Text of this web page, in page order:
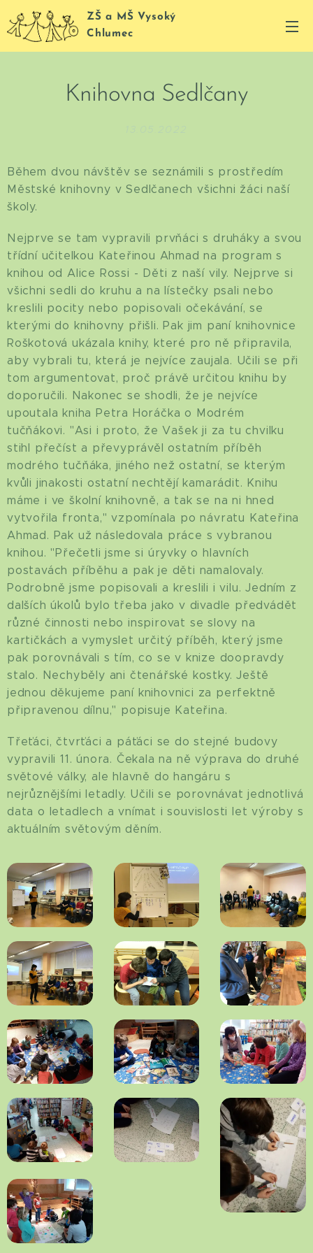
ZŠ a MŠ Vysoký
Chlumec
Knihovna Sedlčany
Během dvou návštěv se seznámili s prostředím
Městské knihovny v Sedlčanech všichni žáci naší
školy.
Nejprve se tam vypravili prvňáci s druháky a svou
třídní učitelkou Kateřinou Ahmad na program s
knihou od Alice Rossi - Děti z naší vily. Nejprve si
všichni sedli do kruhu a na lístečky psali nebo
kreslili pocity nebo popisovali očekávání, se
kterými do knihovny přišli. Pak jim paní knihovnice
Roškotová ukázala knihy, které pro ně připravila,
aby vybrali tu, která je nejvíce zaujala. Učili se při
tom argumentovat, proč právě určitou knihu by
doporučili. Nakonec se shodli, že je nejvíce
upoutala kniha Petra Horáčka o Modrém
tučňákovi. "Asi i proto, že Vašek ji za tu chvilku
stihl přečíst a převyprávěl ostatním příběh
modrého tučňáka, jiného než ostatní, se kterým
kvůli jinakosti ostatní nechtějí kamarádit. Knihu
máme i ve školní knihovně, a tak se na ni hned
vytvořila fronta," vzpomínala po návratu Kateřina
Ahmad. Pak už následovala práce s vybranou
knihou. "Přečetli jsme si úryvky o hlavních
postavách příběhu a pak je děti namalovaly.
Podrobně jsme popisovali a kreslili i vilu. Jedním z
dalších úkolů bylo třeba jako v divadle předvádět
různé činnosti nebo inspirovat se slovy na
kartičkách a vymyslet určitý příběh, který jsme
pak porovnávali s tím, co se v knize doopravdy
stalo. Nechyběly ani čtenářské kostky. Ještě
jednou děkujeme paní knihovnici za perfektně
připravenou dílnu," popisuje Kateřina.
Třeťáci, čtvrťáci a páťáci se do stejné budovy
vypravili 11. února. Čekala na ně výprava do druhé
světové války, ale hlavně do hangáru s
nejrůznějšími letadly. Učili se porovnávat jednotlivá
data o letadlech a vnímat i souvislosti let výroby s
aktuálním světovým děním.